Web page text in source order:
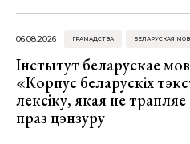
06.08.2026 ГРАМАДСТВА БЕЛАРУСКАЯ
Інстытут беларускае
«Корпус беларускіх
лексіку, якая не
праз цэнзуру